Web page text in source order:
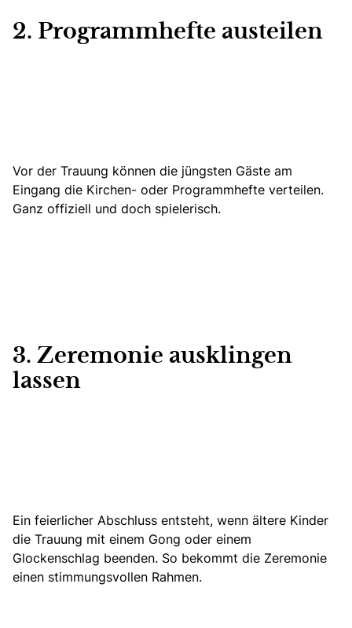
2. Programmhefte austeilen
Vor der Trauung können die jüngsten Gäste am
Eingang die Kirchen- oder Programmhefte verteilen.
Ganz offiziell und doch spielerisch.
3. Zeremonie ausklingen
lassen
Ein feierlicher Abschluss entsteht, wenn ältere Kinder
die Trauung mit einem Gong oder einem
Glockenschlag beenden. So bekommt die Zeremonie
einen stimmungsvollen Rahmen.